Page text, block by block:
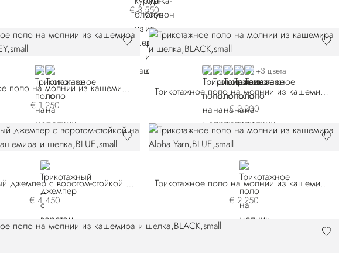
€ 3.550
GREYORANGE
Трикотажное поло на молнии из кашемира и шелка
€ 1.250
BLACK
BLUE F25303-2165
BLUE F25303-2198
BEIGE
BROWN
+3 цвета
Трикотажное поло на молнии из кашемира и шелка
€ 2.200
BLUE
Трикотажный джемпер с воротом-стойкой на молнии из кашемира и шелка
€ 4.450
BLUE
Трикотажное поло на молнии из кашемира Alpha Yarn
€ 2.250